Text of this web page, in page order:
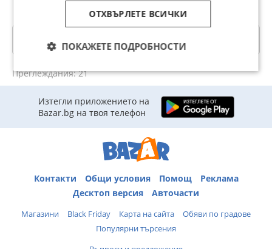
Категории
Преглеждания: 21
Изтегли приложението на
Bazar.bg на твоя телефон
Контакти Общи условия Помощ
Реклама
Десктоп версия
Авточасти
Магазини Black Friday Карта на сайта
Обяви по градове
Популярни търсения
ОТХВЪРЛЕТЕ ВСИЧКИ
ПОКАЖЕТЕ ПОДРОБНОСТИ